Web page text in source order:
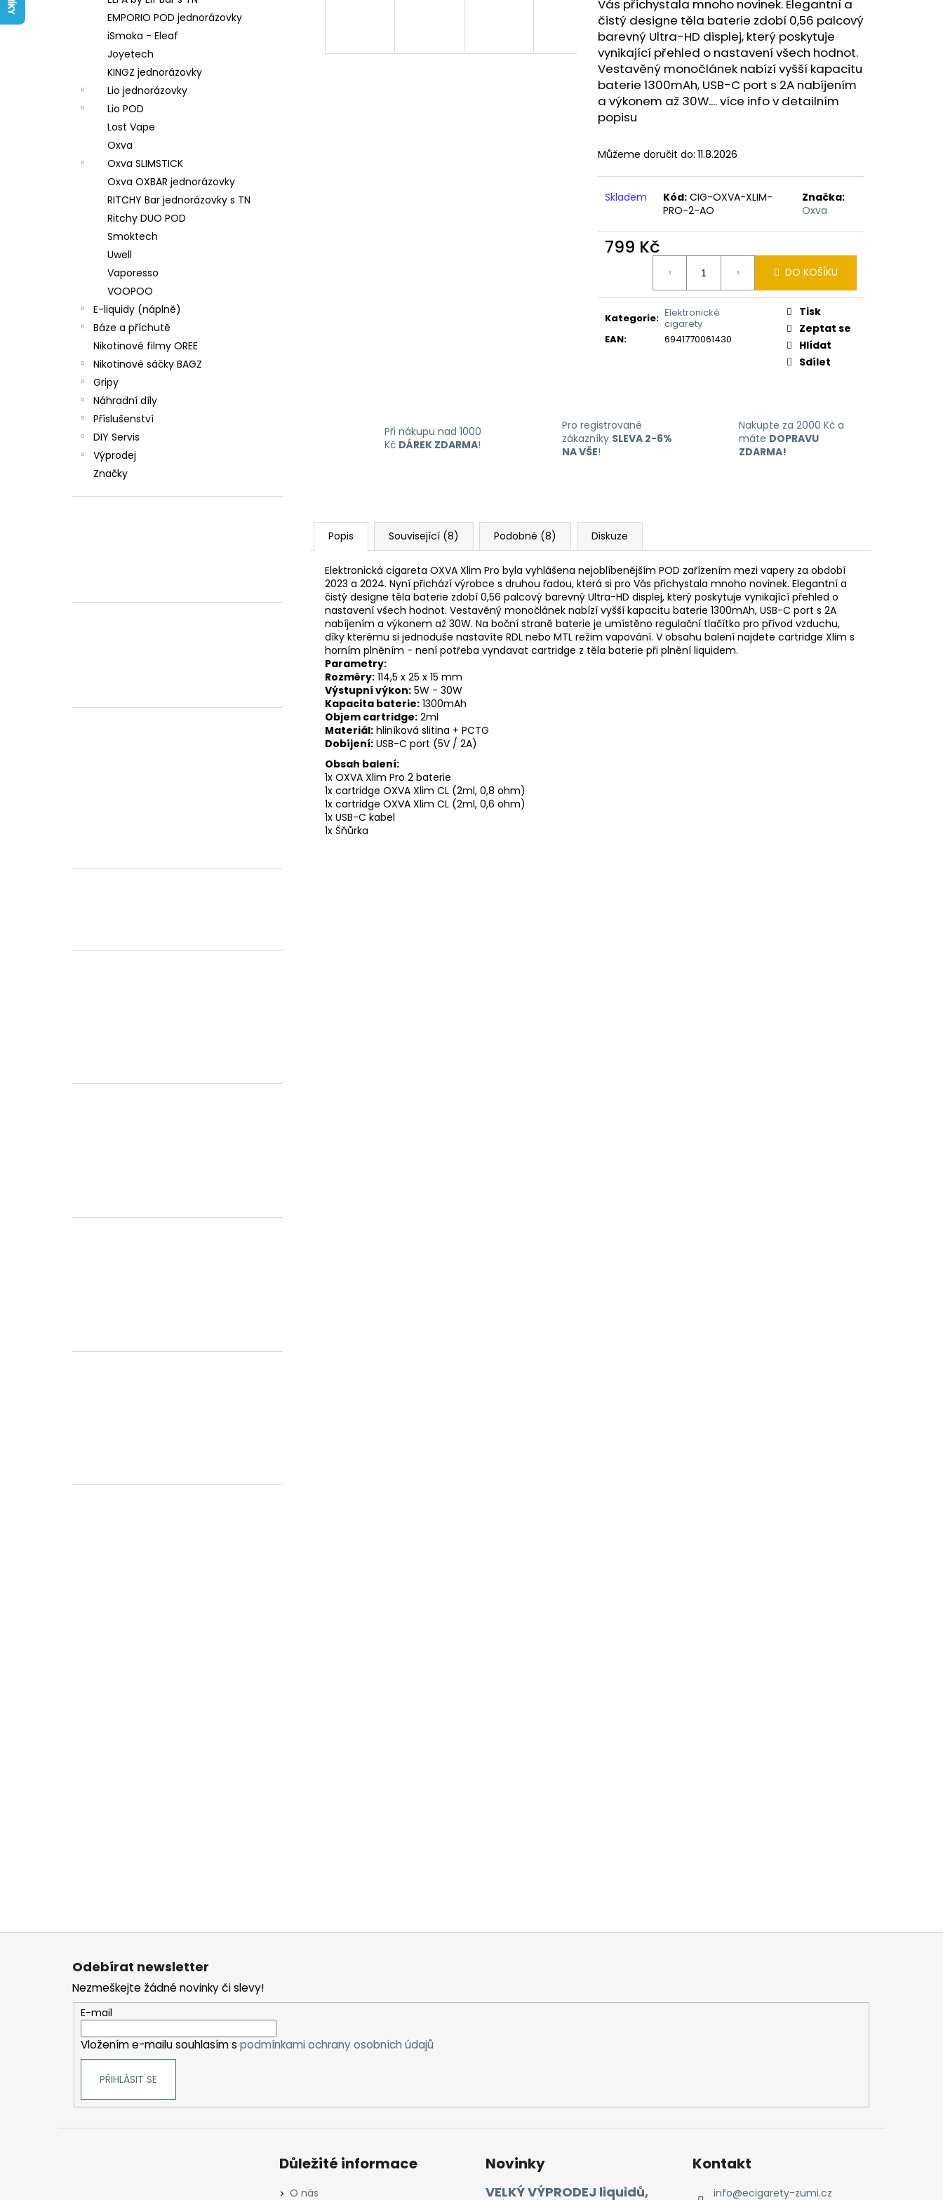
EMPORIO POD jednorázovky
iSmoka - Eleaf
Joyetech
KINGZ jednorázovky
Lio jednorázovky
Lio POD
Lost Vape
Oxva
Oxva SLIMSTICK
Oxva OXBAR jednorázovky
RITCHY Bar jednorázovky s TN
Ritchy DUO POD
Smoktech
Uwell
Vaporesso
VOOPOO
E-liquidy (náplně)
Báze a příchutě
Nikotinové filmy OREE
Nikotinové sáčky BAGZ
Gripy
Náhradní díly
Příslušenství
DIY Servis
Výprodej
Značky
Vás přichystala mnoho novinek. Elegantní a
čistý designe těla baterie zdobí 0,56 palcový
barevný Ultra-HD displej, který poskytuje
vynikající přehled o nastavení všech hodnot.
Vestavěný monočlánek nabízí vyšší kapacitu
baterie 1300mAh, USB-C port s 2A nabíjením
a výkonem až 30W.... více info v detailním
popisu
Můžeme doručit do: 11.8.2026
Skladem Kód: CIG-OXVA-XLIM-
PRO-2-AO
Značka:
Oxva
799 Kč
DO KOŠÍKU
Kategorie: Elektronické
cigarety
EAN: 6941770061430
Tisk
Zeptat se
Hlídat
Sdílet
Při nákupu nad 1000
Kč DÁREK ZDARMA!
Pro registrované
zákazníky SLEVA 2-6%
NA VŠE!
Nakupte za 2000 Kč a
máte DOPRAVU
ZDARMA!
Popis Související (8) Podobné (8) Diskuze
Elektronická cigareta OXVA Xlim Pro byla vyhlášena nejoblíbenějším POD zařízením mezi vapery za období
2023 a 2024. Nyní přichází výrobce s druhou řadou, která si pro Vás přichystala mnoho novinek. Elegantní a
čistý designe těla baterie zdobí 0,56 palcový barevný Ultra-HD displej, který poskytuje vynikající přehled o
nastavení všech hodnot. Vestavěný monočlánek nabízí vyšší kapacitu baterie 1300mAh, USB-C port s 2A
nabíjením a výkonem až 30W. Na boční straně baterie je umístěno regulační tlačítko pro přívod vzduchu,
díky kterému si jednoduše nastavíte RDL nebo MTL režim vapování. V obsahu balení najdete cartridge Xlim s
horním plněním - není potřeba vyndavat cartridge z těla baterie při plnění liquidem.
Parametry:
Rozměry: 114,5 x 25 x 15 mm
Výstupní výkon: 5W - 30W
Kapacita baterie: 1300mAh
Objem cartridge: 2ml
Materiál: hliníková slitina + PCTG
Dobíjení: USB-C port (5V / 2A)
Obsah balení:
1x OXVA Xlim Pro 2 baterie
1x cartridge OXVA Xlim CL (2ml, 0,8 ohm)
1x cartridge OXVA Xlim CL (2ml, 0,6 ohm)
1x USB-C kabel
1x Šňůrka
LIQUID ARAMAX 4PACK CIGAR
TOBACCO 4X10ML-18MG
558 Kč
LIQUID LIQUA AMERICAN BLEND 10ML-
6MG (AMERICKÝ MÍCHANÝ TABÁK)
Odebírat newsletter
Nezmeškejte žádné novinky či slevy!
E-mail
Vložením e-mailu souhlasím s podmínkami ochrany osobních údajů
PŘIHLÁSIT SE
Důležité informace
O nás
Novinky
VELKÝ VÝPRODEJ liquidů,
Kontakt
info@ecigarety-zumi.cz